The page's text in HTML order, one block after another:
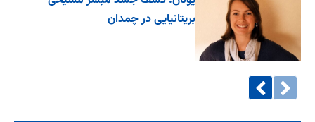
بریتانیایی در چمدان